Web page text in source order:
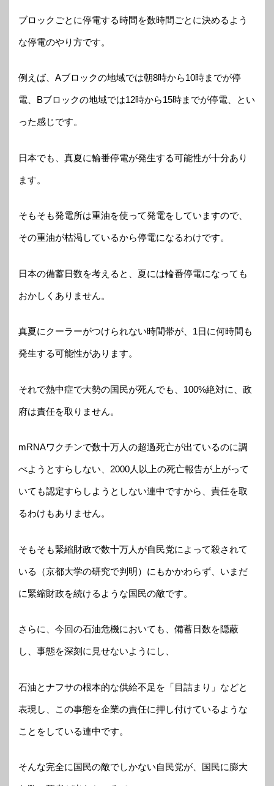
ブロックごとに停電する時間を数時間ごとに決めるよう
な停電のやり方です。
例えば、Aブロックの地域では朝8時から10時までが停
電、Bブロックの地域では12時から15時までが停電、とい
った感じです。
日本でも、真夏に輪番停電が発生する可能性が十分あり
ます。
そもそも発電所は重油を使って発電をしていますので、
その重油が枯渇しているから停電になるわけです。
日本の備蓄日数を考えると、夏には輪番停電になっても
おかしくありません。
真夏にクーラーがつけられない時間帯が、1日に何時間も
発生する可能性があります。
それで熱中症で大勢の国民が死んでも、100%絶対に、政
府は責任を取りません。
mRNAワクチンで数十万人の超過死亡が出ているのに調
べようとすらしない、2000人以上の死亡報告が上がって
いても認定すらしようとしない連中ですから、責任を取
るわけもありません。
そもそも緊縮財政で数十万人が自民党によって殺されて
いる（京都大学の研究で判明）にもかかわらず、いまだ
に緊縮財政を続けるような国民の敵です。
さらに、今回の石油危機においても、備蓄日数を隠蔽
し、事態を深刻に見せないようにし、
石油とナフサの根本的な供給不足を「目詰まり」などと
表現し、この事態を企業の責任に押し付けているような
ことをしている連中です。
そんな完全に国民の敵でしかない自民党が、国民に膨大